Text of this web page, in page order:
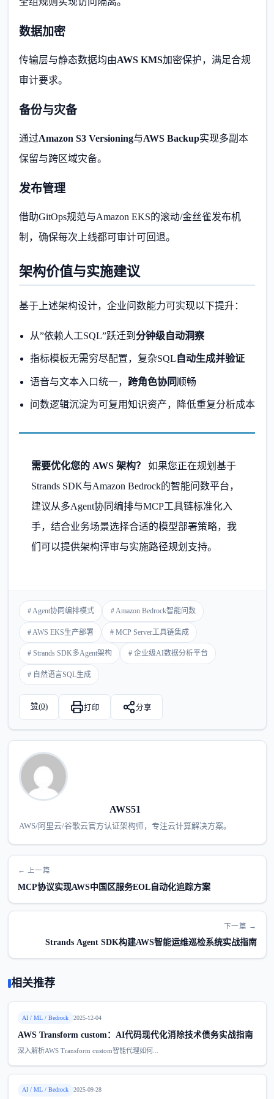
数据加密
传输层与静态数据均由AWS KMS加密保护，满足合规
审计要求。
备份与灾备
通过Amazon S3 Versioning与AWS Backup实现多副本
保留与跨区域灾备。
发布管理
借助GitOps规范与Amazon EKS的滚动/金丝雀发布机
制，确保每次上线都可审计可回退。
架构价值与实施建议
基于上述架构设计，企业问数能力可实现以下提升：
从”依赖人工SQL”跃迁到 分钟级自动洞察
指标模板无需穷尽配置，复杂SQL 自动生成并验证
语音与文本入口统一， 跨角色协同 顺畅
问数逻辑沉淀为可复用知识资产，降低重复分析成本
需要优化您的 AWS 架构？
如果您正在规划基于
Strands SDK与Amazon Bedrock的智能问数平台，
建议从多Agent协同编排与MCP工具链标准化入
手，结合业务场景选择合适的模型部署策略，我
们可以提供架构评审与实施路径规划支持。
# Agent协同编排模式 # Amazon Bedrock智能问数
# AWS EKS生产部署 # MCP Server工具链集成
# Strands SDK多Agent架构 # 企业级AI数据分析平台
# 自然语言SQL生成
赞(0) 打印 分享
AWS51
AWS/阿里云/谷歌云官方认证架构师，专注云计算解决方案。
← 上一篇
MCP协议实现AWS中国区服务EOL自动化追踪方案
下一篇 →
Strands Agent SDK构建AWS智能运维巡检系统实战指南
相关推荐
AI / ML / Bedrock 2025-12-04
AWS Transform custom：AI代码现代化消除技术债务实战指南
深入解析AWS Transform custom智能代理如何...
AI / ML / Bedrock 2025-09-28